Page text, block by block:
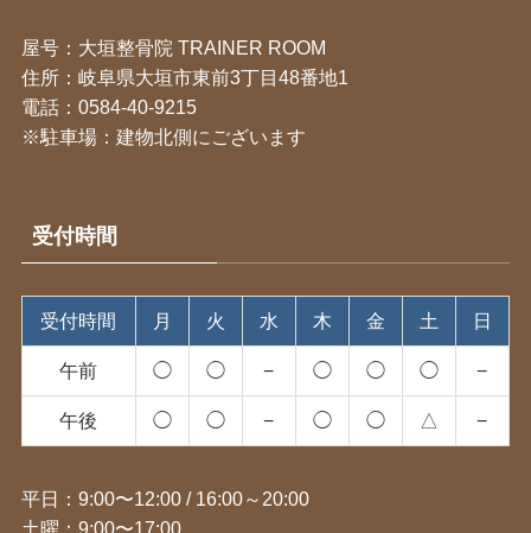
屋号：大垣整骨院 TRAINER ROOM
住所：岐阜県大垣市東前3丁目48番地1
電話：0584-40-9215
※駐車場：建物北側にございます
受付時間
受付時間 月 火 水 木 金 土 日
午前 ◯ ◯ − ◯ ◯ ◯ −
午後 ◯ ◯ − ◯ ◯ △ −
平日：9:00〜12:00 / 16:00～20:00
土曜：9:00〜17:00